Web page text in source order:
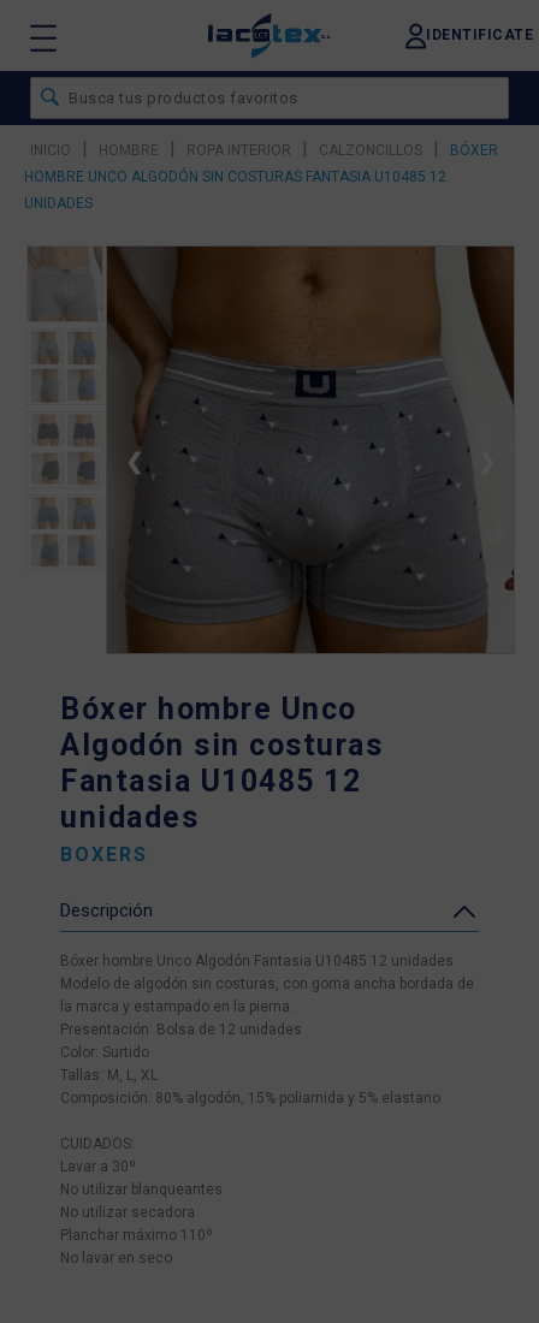
IDENTIFICATE
INICIO | HOMBRE | ROPA INTERIOR | CALZONCILLOS |
BÓXER
HOMBRE UNCO ALGODÓN SIN COSTURAS FANTASIA U10485 12
UNIDADES
❮
Bóxer hombre Unco
Algodón sin costuras
Fantasia U10485 12
unidades
BOXERS
Descripción
Bóxer hombre Unco Algodón Fantasia U10485 12 unidades
Modelo de algodón sin costuras, con goma ancha bordada de
la marca y estampado en la pierna.
Presentación: Bolsa de 12 unidades
Color: Surtido
Tallas: M, L, XL
Composición: 80% algodón, 15% poliamida y 5% elastano
CUIDADOS:
Lavar a 30º
No utilizar blanqueantes
No utilizar secadora
Planchar máximo 110º
No lavar en seco